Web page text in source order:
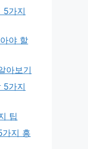
5가지
야 할
아보기
5가지
팁
지 흥